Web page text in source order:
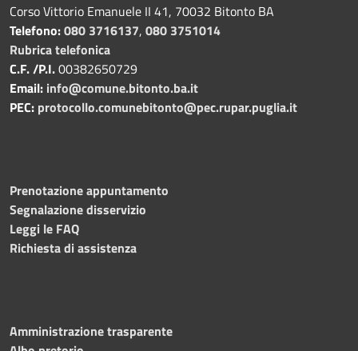
Corso Vittorio Emanuele II 41, 70032 Bitonto BA
Telefono:080 3716137, 080 3751014
Rubrica telefonica
C.F. /P.I.00382650729
Email: info@comune.bitonto.ba.it
PEC: protocollo.comunebitonto@pec.rupar.puglia.it
Prenotazione appuntamento
Segnalazione disservizio
Leggi le FAQ
Richiesta di assistenza
Amministrazione trasparente